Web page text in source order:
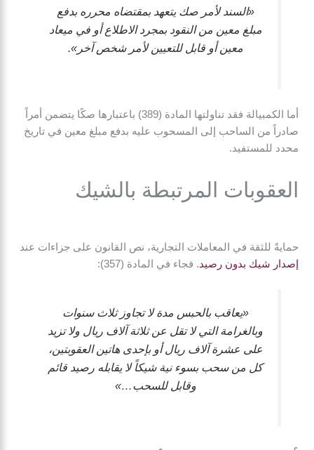
«السند لأمر صك يتعهد بمقتضاه محرره بدفع
مبلغ معين من النقود بمجرد الاطلاع أو في ميعاد
معين أو قابل للتعيين لأمر شخص آخر».
أما الكمبيالة فقد تناولتها المادة (389) باعتبارها صكًا يتضمن أمراً
صادراً من الساحب إلى المسحوب عليه بدفع مبلغ معين في تاريخ
محدد للمستفيد.
العقوبات المرتبطة بالشيك
حمايةً للثقة في المعاملات التجارية، نص القانون على جزاءات عند
إصدار شيك بدون رصيد. فجاء في المادة (357):
«يعاقب بالحبس مدة لا تجاوز ثلاث سنوات
وبالغرامة التي لا تقل عن ثلاثة آلاف ريال ولا تزيد
على عشرة آلاف ريال أو بإحدى هاتين العقوبتين،
كل من سحب بسوء نية شيكاً لا يقابله رصيد قائم
وقابل للسحب…»